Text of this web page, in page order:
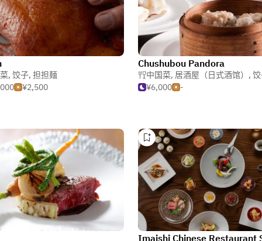
, 饺子, 担担麺
¥2,500
Chushubou Pandora
中国菜, 居酒屋（日式酒馆） ,
¥6,000
-